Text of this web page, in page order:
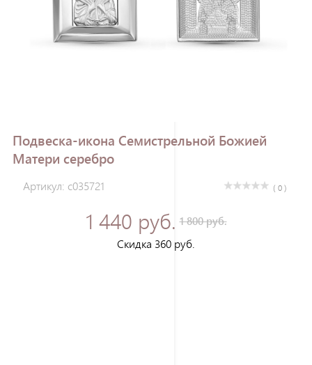
Подвеска-икона Семистрельной Божией
Матери серебро
Артикул: с035721 ( 0 )
1 440 руб. 1 800 руб.
Скидка 360 руб.
Зарегистрироваться